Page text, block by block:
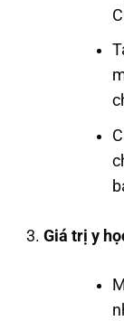
Giá trị y